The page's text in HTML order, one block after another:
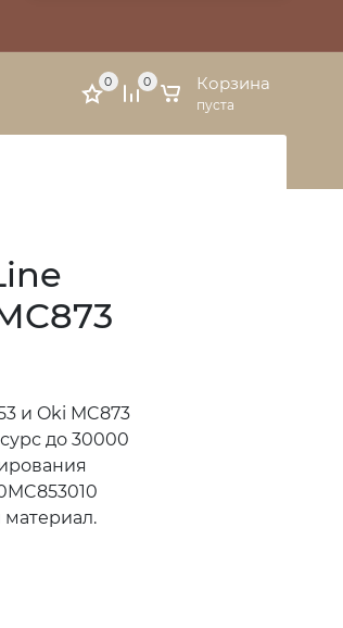
Личный кабинет
0 0 Корзина
пуста
и Oki MC873
до 30000